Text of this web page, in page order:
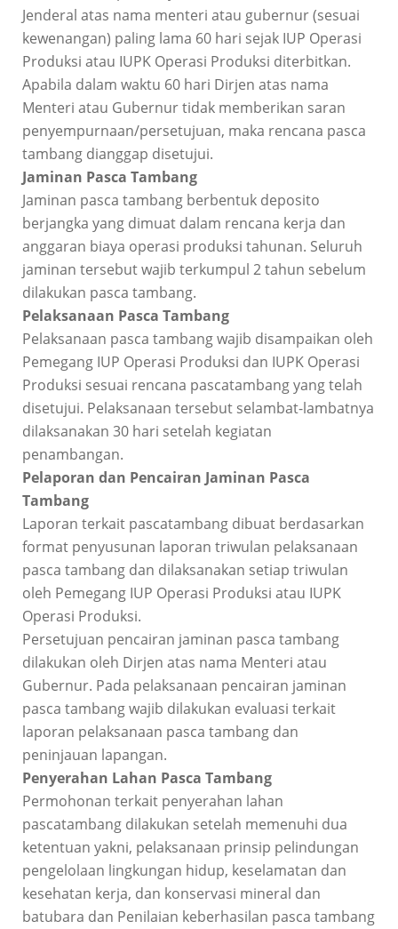
Jenderal atas nama menteri atau gubernur (sesuai
kewenangan) paling lama 60 hari sejak IUP Operasi
Produksi atau IUPK Operasi Produksi diterbitkan.
Apabila dalam waktu 60 hari Dirjen atas nama
Menteri atau Gubernur tidak memberikan saran
penyempurnaan/persetujuan, maka rencana pasca
tambang dianggap disetujui.
Jaminan Pasca Tambang
Jaminan pasca tambang berbentuk deposito
berjangka yang dimuat dalam rencana kerja dan
anggaran biaya operasi produksi tahunan. Seluruh
jaminan tersebut wajib terkumpul 2 tahun sebelum
dilakukan pasca tambang.
Pelaksanaan Pasca Tambang
Pelaksanaan pasca tambang wajib disampaikan oleh
Pemegang IUP Operasi Produksi dan IUPK Operasi
Produksi sesuai rencana pascatambang yang telah
disetujui. Pelaksanaan tersebut selambat-lambatnya
dilaksanakan 30 hari setelah kegiatan
penambangan.
Pelaporan dan Pencairan Jaminan Pasca
Tambang
Laporan terkait pascatambang dibuat berdasarkan
format penyusunan laporan triwulan pelaksanaan
pasca tambang dan dilaksanakan setiap triwulan
oleh Pemegang IUP Operasi Produksi atau IUPK
Operasi Produksi.
Persetujuan pencairan jaminan pasca tambang
dilakukan oleh Dirjen atas nama Menteri atau
Gubernur. Pada pelaksanaan pencairan jaminan
pasca tambang wajib dilakukan evaluasi terkait
laporan pelaksanaan pasca tambang dan
peninjauan lapangan.
Penyerahan Lahan Pasca Tambang
Permohonan terkait penyerahan lahan
pascatambang dilakukan setelah memenuhi dua
ketentuan yakni, pelaksanaan prinsip pelindungan
pengelolaan lingkungan hidup, keselamatan dan
kesehatan kerja, dan konservasi mineral dan
batubara dan Penilaian keberhasilan pasca tambang